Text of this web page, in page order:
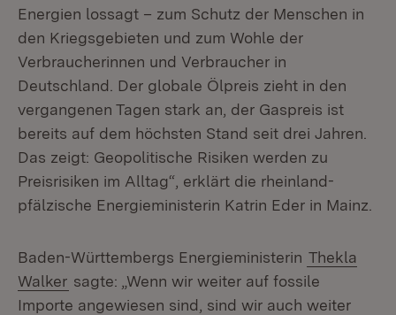
Energien lossagt – zum Schutz der Menschen in
den Kriegsgebieten und zum Wohle der
Verbraucherinnen und Verbraucher in
Deutschland. Der globale Ölpreis zieht in den
vergangenen Tagen stark an, der Gaspreis ist
bereits auf dem höchsten Stand seit drei Jahren.
Das zeigt: Geopolitische Risiken werden zu
Preisrisiken im Alltag“, erklärt die rheinland-
pfälzische Energieministerin Katrin Eder in Mainz.
Baden-Württembergs Energieministerin Thekla
Walker sagte: „Wenn wir weiter auf fossile
Importe angewiesen sind, sind wir auch weiter